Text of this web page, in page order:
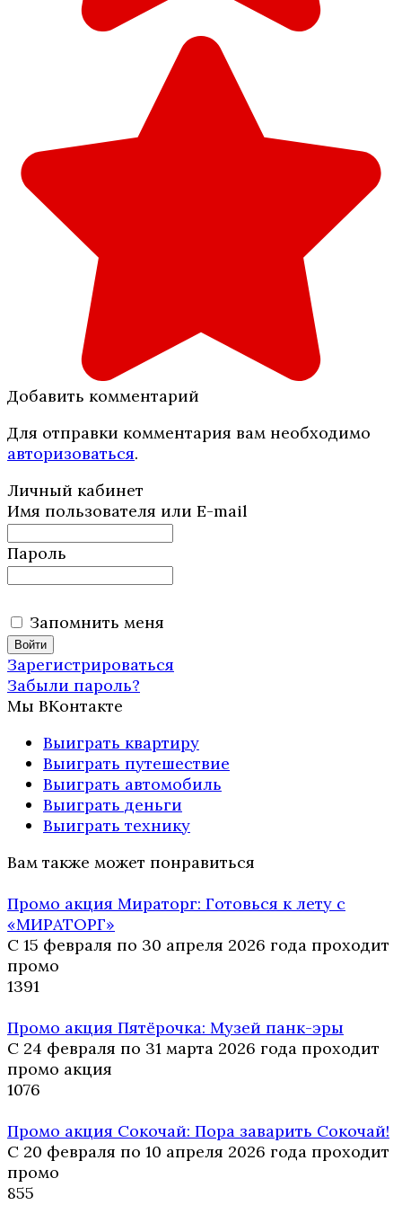
Добавить комментарий
Для отправки комментария вам необходимо
авторизоваться.
Личный кабинет
Имя пользователя или E-mail
Пароль
Запомнить меня
Зарегистрироваться
Забыли пароль?
Мы ВКонтакте
Выиграть квартиру
Выиграть путешествие
Выиграть автомобиль
Выиграть деньги
Выиграть технику
Вам также может понравиться
Промо акция Мираторг: Готовься к лету с
«МИРАТОРГ»
С 15 февраля по 30 апреля 2026 года проходит
промо
1391
Промо акция Пятёрочка: Музей панк-эры
С 24 февраля по 31 марта 2026 года проходит
промо акция
1076
Промо акция Сокочай: Пора заварить Сокочай!
С 20 февраля по 10 апреля 2026 года проходит
промо
855